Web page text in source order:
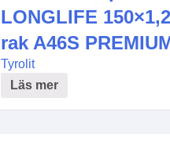
LONGLIFE
rak A46S
Tyrolit
Läs mer